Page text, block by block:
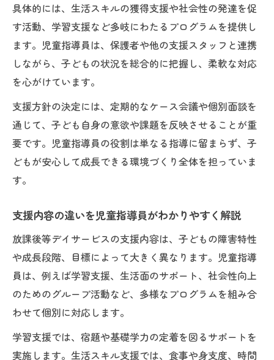
具体的には、生活スキルの獲得支援や社会性の発達を促
す活動、学習支援など多岐にわたるプログラムを提供し
ます。児童指導員は、保護者や他の支援スタッフと連携
しながら、子どもの状況を総合的に把握し、柔軟な対応
を心がけています。
支援方針の決定には、定期的なケース会議や個別面談を
通じて、子ども自身の意欲や課題を反映させることが重
要です。児童指導員の役割は単なる指導に留まらず、子
どもが安心して成長できる環境づくり全体を担っていま
す。
支援内容の違いを児童指導員がわかりやすく解説
放課後等デイサービスの支援内容は、子どもの障害特性
や成長段階、目標によって大きく異なります。児童指導
員は、例えば学習支援、生活面のサポート、社会性向上
のためのグループ活動など、多様なプログラムを組み合
わせて個別に対応します。
学習支援では、宿題や基礎学力の定着を図るサポートを
実施します。生活スキル支援では、食事や身支度、時間